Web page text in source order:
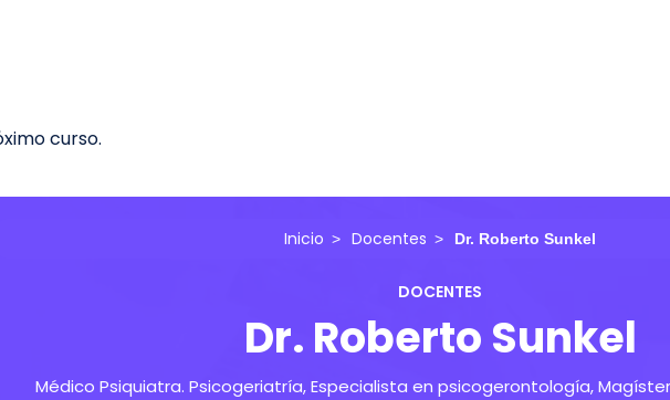
Inicio Docentes Dr. Roberto Sunkel
DOCENTES
Dr. Roberto Sunkel
Médico Psiquiatra. Psicogeriatría, Especialista en psicogerontología,